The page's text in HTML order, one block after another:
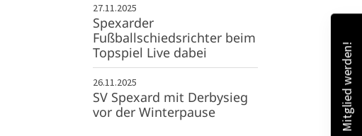
27.11.2025
Spexarder
Fußballschiedsrichter beim
Topspiel Live dabei
26.11.2025
SV Spexard mit Derbysieg
vor der Winterpause
Mitglied werden!